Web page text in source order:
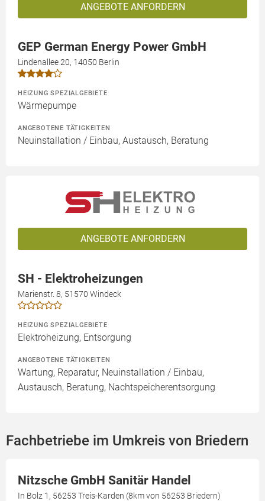
ANGEBOTE ANFORDERN
GEP German Energy Power GmbH
Lindenallee 20, 14050 Berlin
HEIZUNG SPEZIALGEBIETE
Wärmepumpe
ANGEBOTENE TÄTIGKEITEN
Neuinstallation / Einbau, Austausch, Beratung
ANGEBOTE ANFORDERN
SH - Elektroheizungen
Marienstr. 8, 51570 Windeck
HEIZUNG SPEZIALGEBIETE
Elektroheizung, Entsorgung
ANGEBOTENE TÄTIGKEITEN
Wartung, Reparatur, Neuinstallation / Einbau,
Austausch, Beratung, Nachtspeicherentsorgung
Fachbetriebe im Umkreis von Briedern
Nitzsche GmbH Sanitär Handel
In Bolz 1, 56253 Treis-Karden (8km von 56253 Briedern)